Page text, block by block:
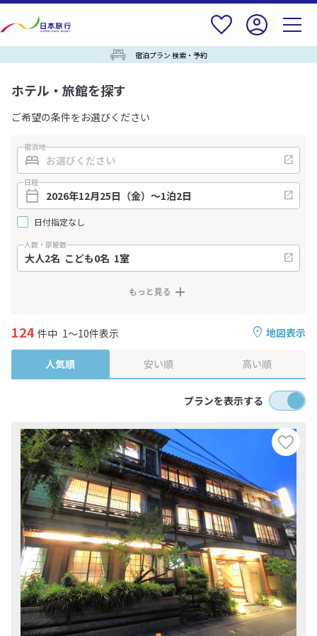
宿泊プラン 検索・予約
ホテル・旅館を探す
ご希望の条件をお選びください
宿泊地
日程
日付指定なし
人数・部屋数
もっと見る
地図表示
124 件中 1～10件表示
人気順 安い順 高い順
プランを表示する